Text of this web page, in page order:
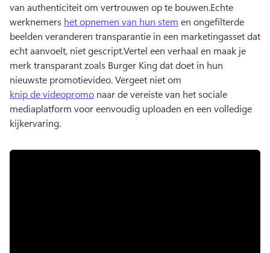
van authenticiteit om vertrouwen op te bouwen.Echte
werknemers het opnemen van hun stem en ongefilterde
beelden veranderen transparantie in een marketingasset dat
echt aanvoelt, niet gescript.Vertel een verhaal en maak je
merk transparant zoals Burger King dat doet in hun
nieuwste promotievideo. Vergeet niet om
knip de videopromo naar de vereiste van het sociale
mediaplatform voor eenvoudig uploaden en een volledige
kijkervaring.